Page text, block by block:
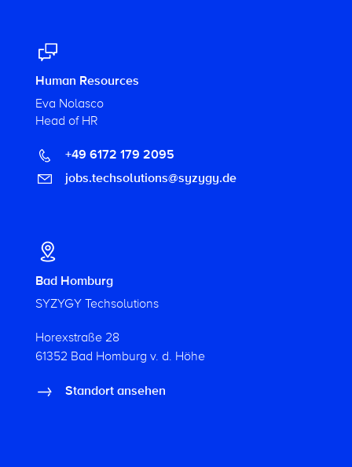
Human Resources
Eva Nolasco
Head of HR
+49 6172 179 2095
jobs.techsolutions@syzygy.de
Bad Homburg
SYZYGY Techsolutions
Horexstraße 28
61352 Bad Homburg v. d. Höhe
Standort ansehen